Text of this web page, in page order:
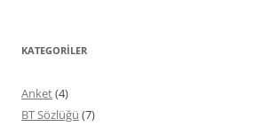
KATEGORILER
Anket(4)
BT Sözlüğü (7)